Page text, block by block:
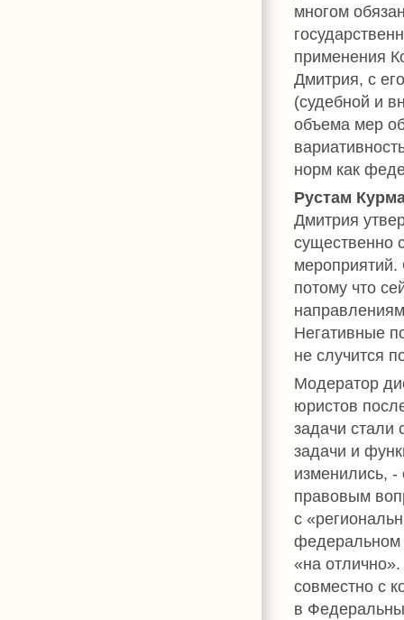
многом
применения
Дмитрия, с
(судебной и
объема мер
норм как
Рустам
Дмитрия
существенно
потому что
Негативные
не случится
Модератор
юристов
задачи
задачи и
изменились,
правовым
с
федеральном
«на
совместно с
в